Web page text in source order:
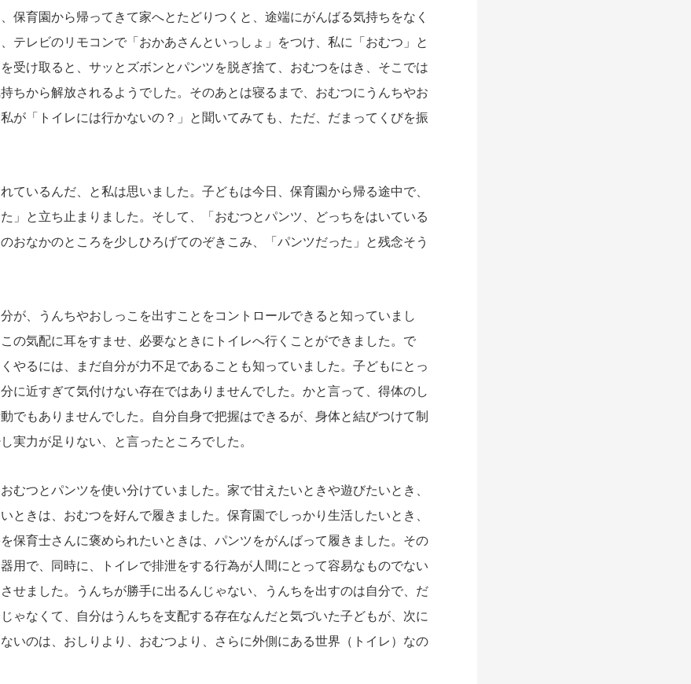
保育園から帰ってきて家へとたどりつくと、途端にがんばる気持ちをなく
テレビのリモコンで「おかあさんといっしょ」をつけ、私に「おむつ」と
受け取ると、サッとズボンとパンツを脱ぎ捨て、おむつをはき、そこでは
ちから解放されるようでした。そのあとは寝るまで、おむつにうんちやお
が「トイレには行かないの？」と聞いてみても、ただ、だまってくびを振
ているんだ、と私は思いました。子どもは今日、保育園から帰る途中で、
た」と立ち止まりました。そして、「おむつとパンツ、どっちをはいている
おなかのところを少しひろげてのぞきこみ、「パンツだった」と残念そう
が、うんちやおしっこを出すことをコントロールできると知っていまし
の気配に耳をすませ、必要なときにトイレへ行くことができました。で
やるには、まだ自分が力不足であることも知っていました。子どもにとっ
に近すぎて気付けない存在ではありませんでした。かと言って、得体のし
でもありませんでした。自分自身で把握はできるが、身体と結びつけて制
実力が足りない、と言ったところでした。
むつとパンツを使い分けていました。家で甘えたいときや遊びたいとき、
ときは、おむつを好んで履きました。保育園でしっかり生活したいとき、
保育士さんに褒められたいときは、パンツをがんばって履きました。その
用で、同時に、トイレで排泄をする行為が人間にとって容易なものでない
せました。うんちが勝手に出るんじゃない、うんちを出すのは自分で、だ
ゃなくて、自分はうんちを支配する存在なんだと気づいた子どもが、次に
いのは、おしりより、おむつより、さらに外側にある世界（トイレ）なの